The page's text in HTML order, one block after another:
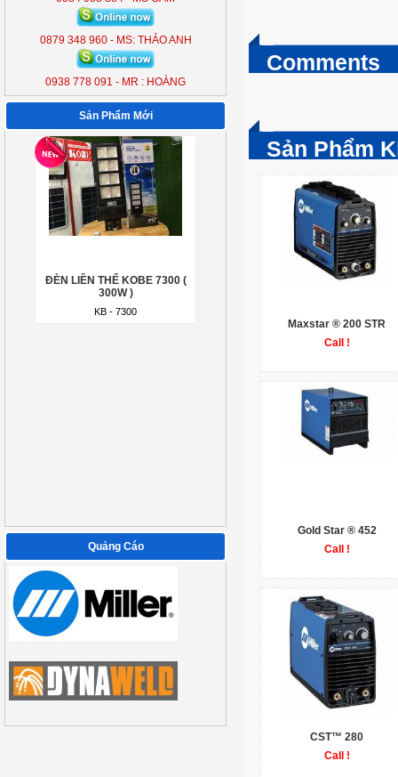
0879 348 960 - MS: THẢO ANH
0938 778 091 - MR : HOÀNG
Sản Phẩm Mới
ĐÈN LIỀN THỂ KOBE 7300 (
300W )
KB - 7300
ĐÈN LIỀN THỂ KOBE 7300 (
300W )
KB - 7300
Quảng Cáo
Comments
Sản Phẩm
Maxstar ® 200 STR
Call !
Gold Star ® 452
Call !
CST™ 280
Call !